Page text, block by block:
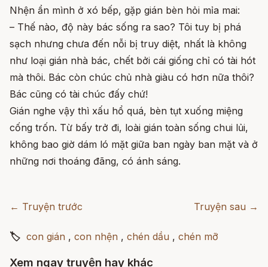
Nhện ẩn mình ở xó bếp, gặp gián bèn hỏi mỉa mai:
– Thế nào, độ này bác sống ra sao? Tôi tuy bị phá
sạch nhưng chưa đến nỗi bị truy diệt, nhất là không
như loại gián nhà bác, chết bởi cái giống chỉ có tài hót
mà thôi. Bác còn chúc chủ nhà giàu có hơn nữa thôi?
Bác cũng có tài chúc đấy chứ!
Gián nghe vậy thì xấu hổ quá, bèn tụt xuống miệng
cống trốn. Từ bấy trở đi, loài gián toàn sống chui lủi,
không bao giờ dám ló mặt giữa ban ngày ban mặt và ở
những nơi thoáng đãng, có ánh sáng.
← Truyện trước Truyện sau →
🏷 con gián , con nhện , chén dầu , chén mỡ
Xem ngay truyện hay khác